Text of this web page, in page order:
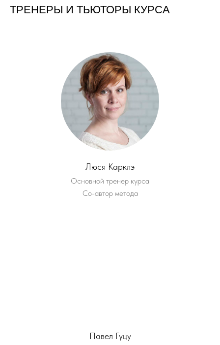
ТРЕНЕРЫ И ТЬЮТОРЫ КУРСА
Люся Карклэ
Основной тренер курса
Со-автор метода
Павел Гуцу